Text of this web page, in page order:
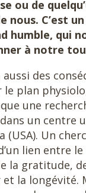
ou de
nous. C’est
humble, qui
à notre
des
le plan
une
un centre
(USA). Un
lien entre
la gratitude,
et la longévité.